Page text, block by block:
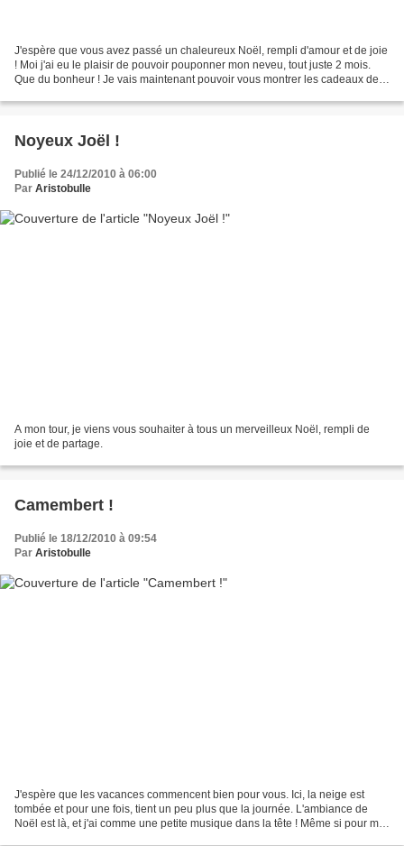
J'espère que vous avez passé un chaleureux Noël, rempli d'amour et de joie
! Moi j'ai eu le plaisir de pouvoir pouponner mon neveu, tout juste 2 mois.
Que du bonheur ! Je vais maintenant pouvoir vous montrer les cadeaux de
Noyeux Joël !
Publié le 24/12/2010 à 06:00
Par Aristobulle
A mon tour, je viens vous souhaiter à tous un merveilleux Noël, rempli de
joie et de partage.
Camembert !
Publié le 18/12/2010 à 09:54
Par Aristobulle
J'espère que les vacances commencent bien pour vous. Ici, la neige est
tombée et pour une fois, tient un peu plus que la journée. L'ambiance de
Noël est là, et j'ai comme une petite musique dans la tête ! Même si pour moi